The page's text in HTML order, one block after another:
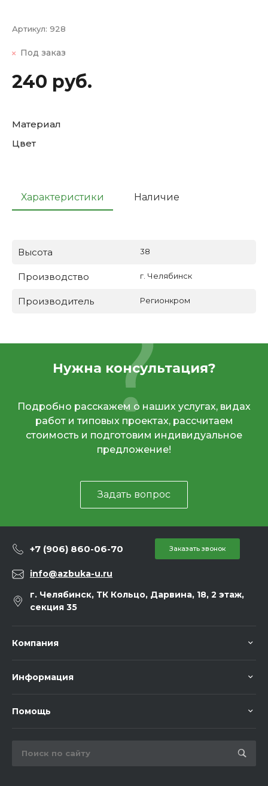
Артикул: 928
Под заказ
240 руб.
Материал
Цвет
Характеристики Наличие
Высота 38
Производство г. Челябинск
Производитель Регионкром
Нужна консультация?
Подробно расскажем о наших услугах, видах
работ и типовых проектах, рассчитаем
стоимость и подготовим индивидуальное
предложение!
Задать вопрос
+7 (906) 860-06-70 Заказать звонок
info@azbuka-u.ru
г. Челябинск, ТК Кольцо, Дарвина, 18, 2 этаж,
секция 35
Компания
Информация
Помощь